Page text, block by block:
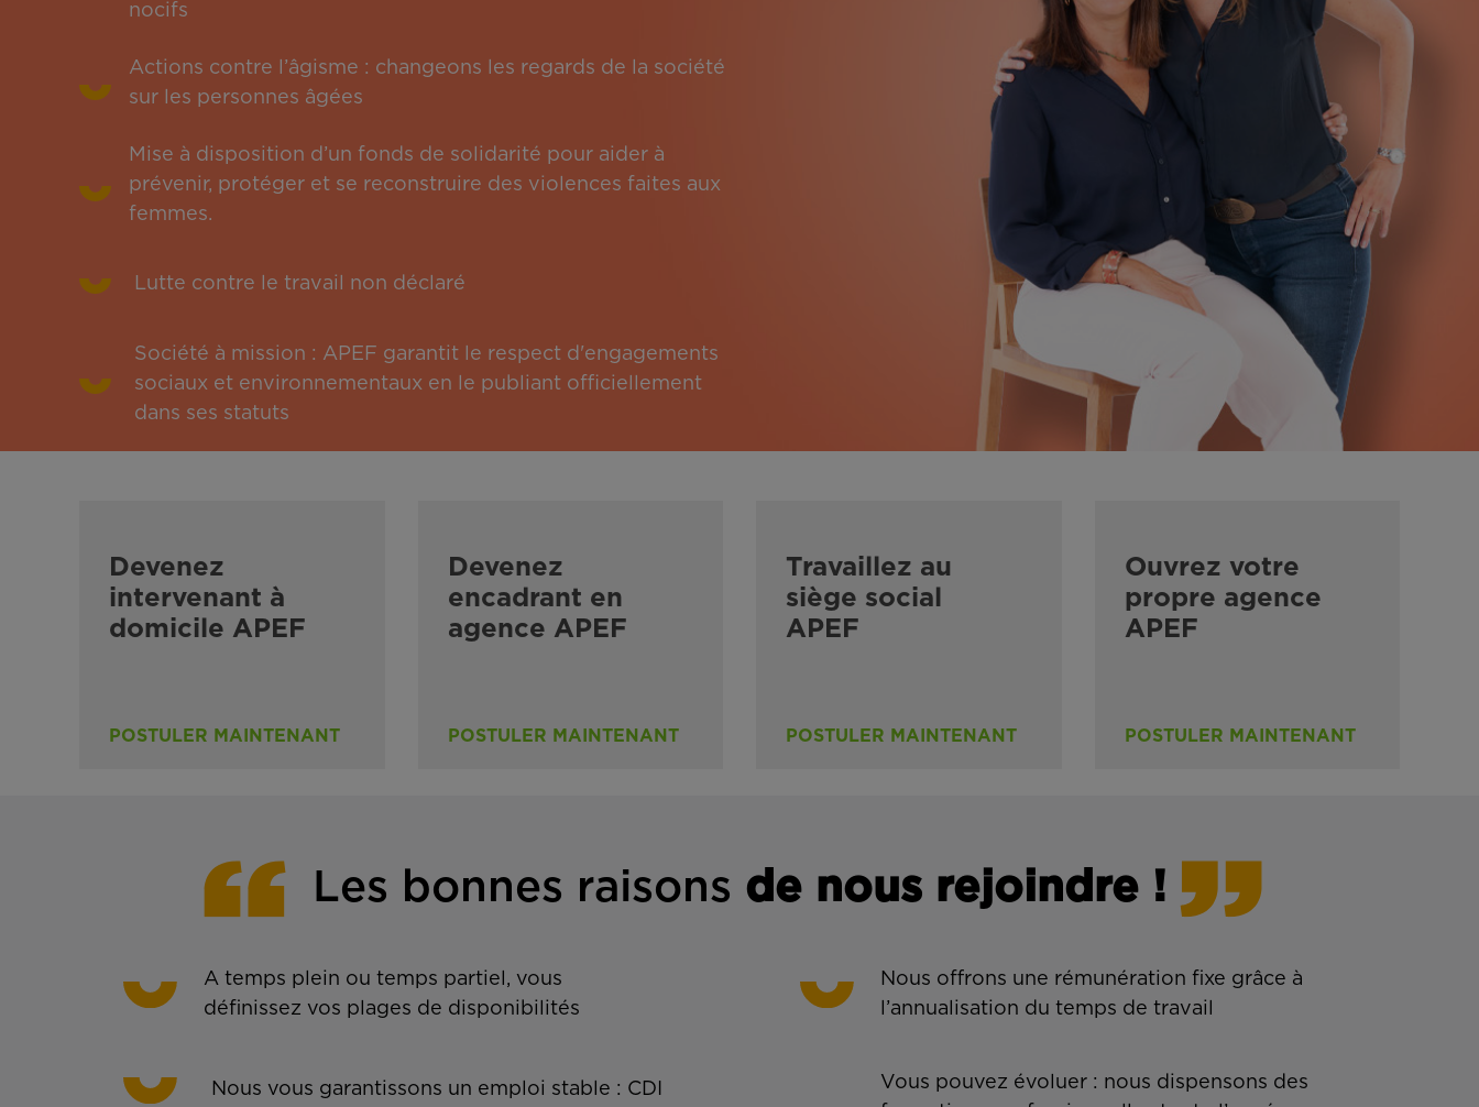
nocifs
Actions contre l’âgisme : changeons les regards de la société
sur les personnes âgées
Mise à disposition d’un fonds de solidarité pour aider à
prévenir, protéger et se reconstruire des violences faites aux
femmes.
Lutte contre le travail non déclaré
Société à mission : APEF garantit le respect d'engagements
sociaux et environnementaux en le publiant officiellement
dans ses statuts
Devenez
intervenant à
domicile APEF
POSTULER MAINTENANT
Devenez
encadrant en
agence APEF
POSTULER MAINTENANT
Travaillez au
siège social
APEF
POSTULER MAINTENANT
Ouvrez votre
propre agence
APEF
POSTULER MAINTENANT
Les bonnes raisons de nous rejoindre !
A temps plein ou temps partiel, vous
définissez vos plages de disponibilités
Nous offrons une rémunération fixe grâce à
l’annualisation du temps de travail
Nous vous garantissons un emploi stable : CDI
Vous pouvez évoluer : nous dispensons des